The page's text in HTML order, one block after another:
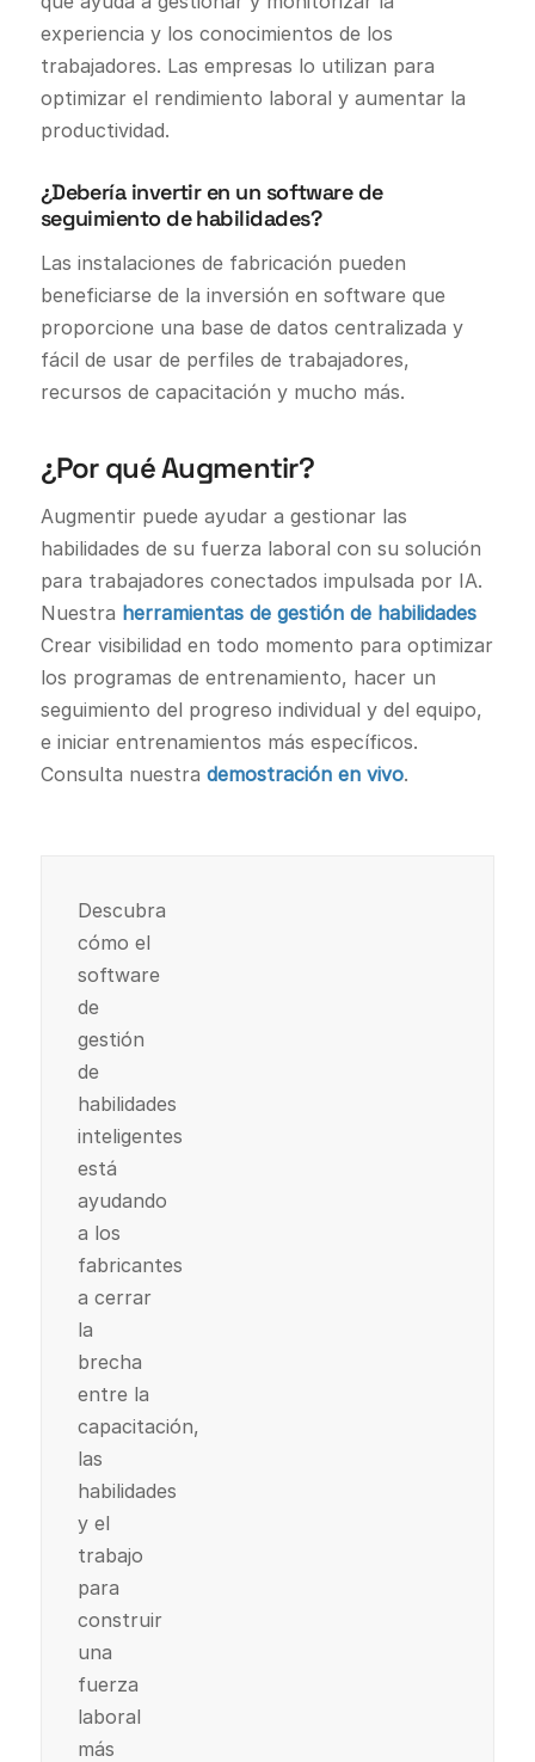
experiencia y los conocimientos de los
trabajadores. Las empresas lo utilizan para
optimizar el rendimiento laboral y aumentar la
productividad.
¿Debería invertir en un software de
seguimiento de habilidades?
Las instalaciones de fabricación pueden
beneficiarse de la inversión en software que
proporcione una base de datos centralizada y
fácil de usar de perfiles de trabajadores,
recursos de capacitación y mucho más.
¿Por qué Augmentir?
Augmentir puede ayudar a gestionar las
habilidades de su fuerza laboral con su solución
para trabajadores conectados impulsada por IA.
Nuestra herramientas de gestión de habilidades
Crear visibilidad en todo momento para optimizar
los programas de entrenamiento, hacer un
seguimiento del progreso individual y del equipo,
e iniciar entrenamientos más específicos.
Consulta nuestra demostración en vivo.
Descubra
cómo el
software
de
gestión
de
habilidades
inteligentes
está
ayudando
a los
fabricantes
a cerrar
la
brecha
entre la
capacitación,
las
habilidades
y el
trabajo
para
construir
una
fuerza
laboral
más